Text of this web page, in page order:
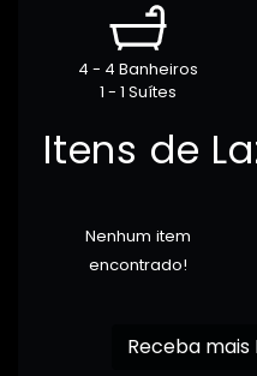
4 - 4 Banheiros
1 - 1 Suítes
Itens de
Nenhum item
encontrado!